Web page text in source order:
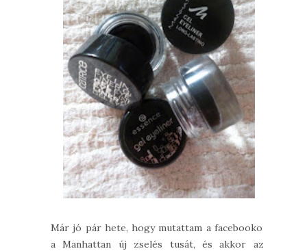
Már jó pár hete, hogy mutattam a facebookon
a Manhattan új zselés tusát, és akkor azt